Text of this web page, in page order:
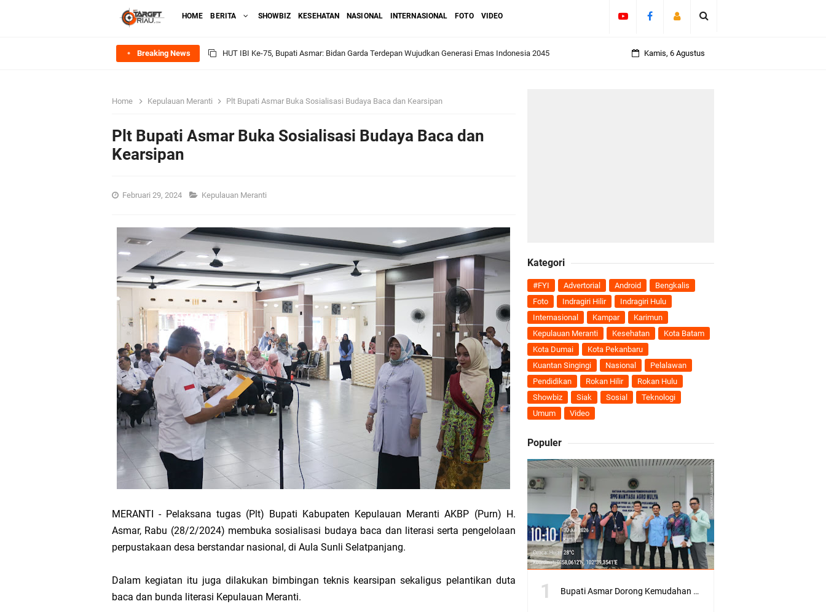
HOME BERITA SHOWBIZ KESEHATAN NASIONAL INTERNASIONAL FOTO VIDEO
Breaking News Rombongan Negeri Melaka dan Kapolres Meranti Ditepungtawari, Sinergi Adat hingga Green Policing Menguat
PTPN IV Regional VI Kebun Julok Rayeuk Utara Serahkan Bantuan Mesin Genset untuk Dayah Darul Fata
Bupati Asmar Tegaskan MoU Pemkab dan PLN Harus Berdampak Nyata bagi Masyarakat Meranti
Wacana Pemekaran Kembali Menguat, Mahmuzin Taher: Provinsi Riau Pesisir Mesin Pertumbuhan Ekonomi
Baru
Bupati Asmar dan PLN UP3 Dumai Perkuat Sinergi, Pastikan Layanan Listrik Kepulauan Meranti Semakin Andal
Pemerintah Kabupaten Kepulauan Meranti Kembali Merombak 3 Pejabat Eselon III. A Serta III. B
Pemkab Meranti dan Unilak Perkuat Sinergi Tingkatkan Kualitas SDM Daerah
133 Personel Berprestasi Diguyur Penghargaan, Kapolda Riau: Bangun Kepercayaan Publik dengan Karya Nyata
Wabup Muzamil Bahas Penegasan Batas Wilayah Kepulauan Meranti, Kemendagri Beri Arahan Pengusulan
Bupati Asmar Dorong Kemudahan Layanan Pensiun ASN melalui Sinergi dengan BRK Syariah
Kamis, 6 Agustus
Home Kepulauan Meranti Plt Bupati Asmar Buka Sosialisasi Budaya Baca dan Kearsipan
Plt Bupati Asmar Buka Sosialisasi Budaya Baca dan
Kearsipan
Februari 29, 2024 Kepulauan Meranti
MERANTI - Pelaksana tugas (Plt) Bupati Kabupaten Kepulauan Meranti AKBP (Purn) H.
Asmar, Rabu (28/2/2024) membuka sosialisasi budaya baca dan literasi serta pengelolaan
perpustakaan desa berstandar nasional, di Aula Sunli Selatpanjang.
Dalam kegiatan itu juga dilakukan bimbingan teknis kearsipan sekaligus pelantikan duta
baca dan bunda literasi Kepulauan Meranti.
Kategori
#FYI Advertorial Android
Bengkalis
Foto
Indragiri Hilir
Indragiri Hulu
Internasional
Kampar
Karimun
Kepulauan Meranti
Kesehatan
Kota Batam
Kota Dumai
Kota Pekanbaru
Kuantan Singingi
Nasional
Pelalawan
Pendidikan
Rokan Hilir
Rokan Hulu
Showbiz
Siak Sosial
Teknologi
Umum
Video
Populer
Bupati Asmar Dorong Kemudahan Layanan Pensiun ASN melalui Sinergi dengan BRK Syariah